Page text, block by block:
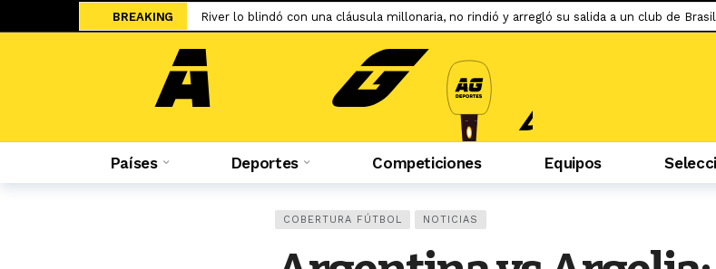
BREAKING El UFC 331 tendrá la revancha del Pantoja – Van y un duelo entre Tsarukyan y Ruffy
Sale a la luz el cartel de WOW 32 Sevilla 2 días ago
Islam Makhachev criticó duramente la situación de Conor McGregor
Jesús Castillo: «La ‘U’ ha demostrado ser capaz de llegar al tetracampeonato»
Salah ya tiene nuevo equipo: el Trabzonspor
Miguel Trauco: «No creo que me reciban mal, la hinchada me tiene cariño»
Hicieron tablas: La ‘U’ empató en su aniversario 1-1 ante Sporting Cristal 10 horas ago
Países Deportes Competiciones Equipos
COBERTURA FÚTBOL NOTICIAS